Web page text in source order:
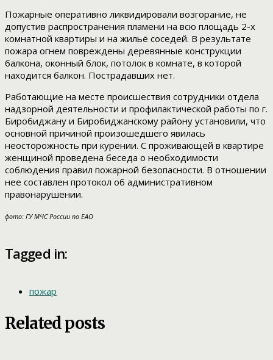
Пожарные оперативно ликвидировали возгорание, не
допустив распространения пламени на всю площадь 2-х
комнатной квартиры и на жильё соседей. В результате
пожара огнем повреждены деревянные конструкции
балкона, оконный блок, потолок в комнате, в которой
находится балкон. Пострадавших нет.
Работающие на месте происшествия сотрудники отдела
надзорной деятельности и профилактической работы по г.
Биробиджану и Биробиджанскому району установили, что
основной причиной произошедшего явилась
неосторожность при курении. С проживающей в квартире
женщиной проведена беседа о необходимости
соблюдения правил пожарной безопасности. В отношении
нее составлен протокол об административном
правонарушении.
фото: ГУ МЧС России по ЕАО
Tagged in:
пожар
Related posts